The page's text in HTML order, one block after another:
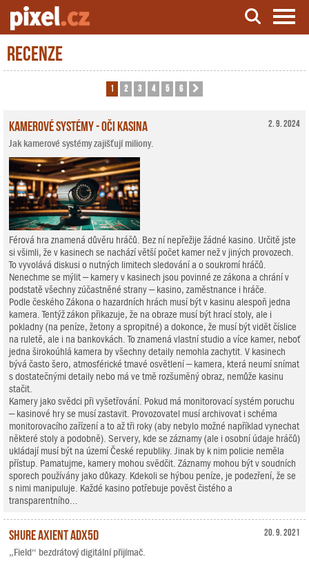
Server o natáčení a zpracování videa
Recenze
1 2 3 4 5 6
2. 9. 2024
Kamerové systémy - oči kasina
Jak kamerové systémy zajišťují miliony.
Férová hra znamená důvěru hráčů. Bez ní nepřežije žádné kasino. Určitě jste
si všimli, že v kasinech se nachází větší počet kamer než v jiných provozech.
To vyvolává diskusi o nutných limitech sledování a o soukromí hráčů.
Nenechme se mýlit – kamery v kasinech jsou povinné ze zákona a chrání v
podstatě všechny zúčastněné strany – kasino, zaměstnance i hráče.
Podle českého Zákona o hazardních hrách musí být v kasinu alespoň jedna
kamera. Tentýž zákon přikazuje, že na obraze musí být hrací stoly, ale i
pokladny (na peníze, žetony a spropitné) a dokonce, že musí být vidět číslice
na ruletě, ale i na bankovkách. To znamená vlastní studio a více kamer, neboť
jedna širokoúhlá kamera by všechny detaily nemohla zachytit. V kasinech
bývá často šero, atmosférické tmavé osvětlení – kamera, která neumí snímat
s dostatečnými detaily nebo má ve tmě rozšuměný obraz, nemůže kasinu
stačit.
Kamery jako svědci při vyšetřování. Pokud má monitorovací systém poruchu
– kasinové hry se musí zastavit. Provozovatel musí archivovat i schéma
monitorovacího zařízení a to až tři roky (aby nebylo možné například vynechat
některé stoly a podobně). Servery, kde se záznamy (ale i osobní údaje hráčů)
ukládají musí být na území České republiky. Jinak by k nim policie neměla
přístup. Pamatujme, kamery mohou svědčit. Záznamy mohou být v soudních
sporech používány jako důkazy. Kdekoli se hýbou peníze, je podezření, že se
s nimi manipuluje. Každé kasino potřebuje pověst čistého a
transparentního...
20. 9. 2021
Shure Axient ADX5D
„Field“ bezdrátový digitální přijímač.